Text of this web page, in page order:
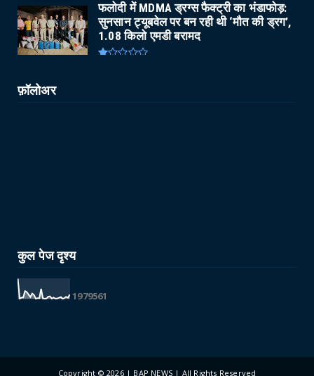
फलोदी में MDMA ड्रग्स फैक्ट्री का भंडाफोड़:
सुनसान ट्यूबवेल पर बन रही थी ‘मौत की ड्रग’,
1.08 किलो एमडी बरामद
फ़ॉलोअर
कुल पेज दृश्य
1979561
Copyright © 2026 | BAP NEWS | All Rights Reserved